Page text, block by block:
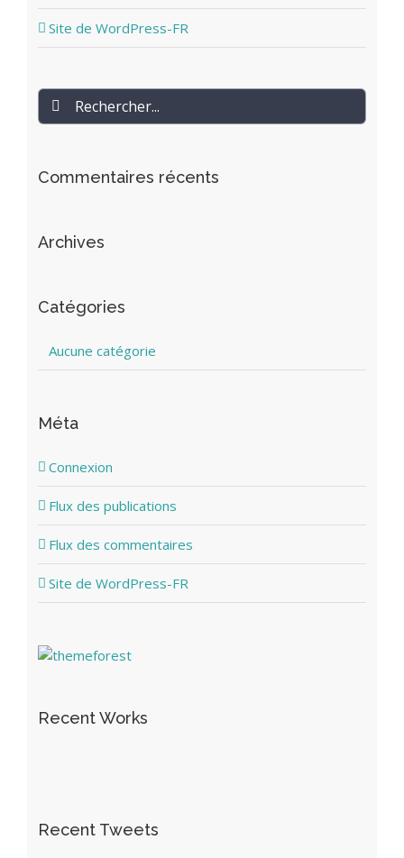
Site de WordPress-FR
Rechercher
Commentaires récents
Archives
Catégories
Aucune catégorie
Méta
Connexion
Flux des publications
Flux des commentaires
Site de WordPress-FR
Recent Works
Recent Tweets